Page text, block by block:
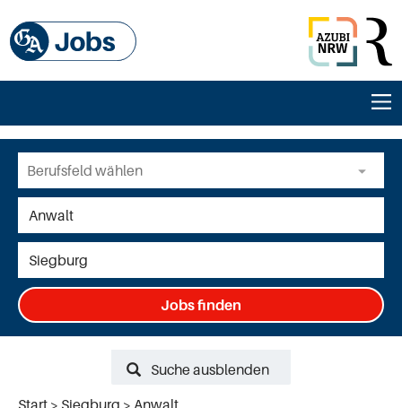
Jobs finden
Suche ausblenden
Start
Siegburg Anwalt